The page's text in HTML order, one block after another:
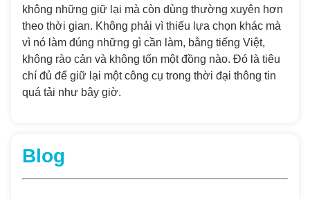
không những giữ lại mà còn dùng thường xuyên hơn
theo thời gian. Không phải vì thiếu lựa chọn khác mà
vì nó làm đúng những gì cần làm, bằng tiếng Việt,
không rào cản và không tốn một đồng nào. Đó là tiêu
chí đủ để giữ lại một công cụ trong thời đại thông tin
quá tải như bây giờ.
Blog